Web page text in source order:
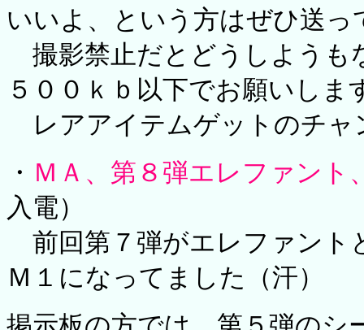
いいよ、という方はぜひ送
撮影禁止だとどうしようも
５００ｋｂ以下でお願いしま
レアアイテムゲットのチャ
・ ＭＡ、第８弾エレファント
入電）
前回第７弾がエレファント
Ｍ１になってました（汗）